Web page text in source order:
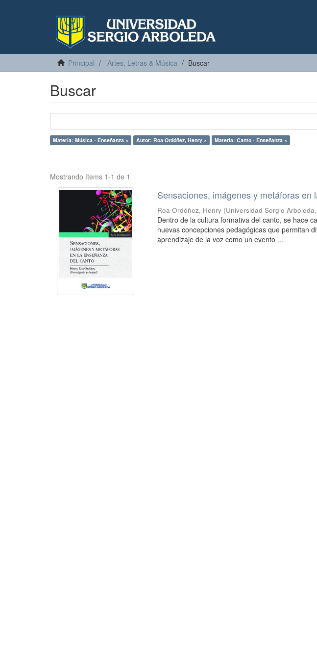
Principal Artes, Letras & Música Buscar
Buscar
Materia: Música - Enseñanza × Autor: Roa Ordóñez, Henry × Materia: Canto - Enseñanza ×
Mostrando ítems 1-1 de 1
Sensaciones, imágenes y metáforas en
Roa Ordóñez, Henry (Universidad Sergio Arboleda
Dentro de la cultura formativa del canto, se hace
nuevas concepciones pedagógicas que permitan
aprendizaje de la voz como un evento ...